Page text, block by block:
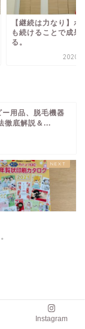
【ウェル活】1.5倍
に買い物で毎月の日
費を浮かす方法
2024-
ー用品、脱毛機器
徹底解説＆...
Instagram